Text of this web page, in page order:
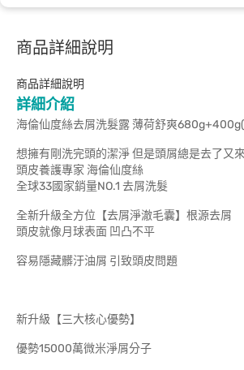
商品詳細說明
商品詳細說明
詳細介紹
海倫仙度絲去屑洗髮露 薄荷舒爽
想擁有剛洗完頭的潔淨 但是頭屑總是去了又
頭皮養護專家 海倫仙度絲
全球33國家銷量NO.1 去屑洗髮
全新升級全方位【去屑淨澈毛囊】根源去屑
頭皮就像月球表面 凹凸不平
容易隱藏髒汙油屑 引致頭皮問題
新升級【三大核心優勢】
優勢15000萬微米淨屑分子